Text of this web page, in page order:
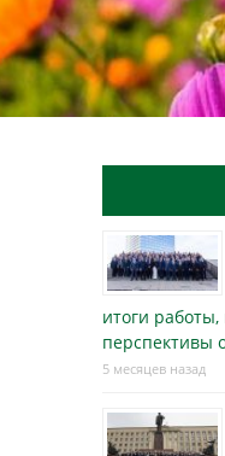
итоги
перспективы
5 месяцев назад